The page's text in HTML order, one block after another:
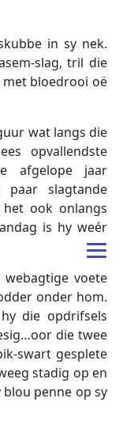
in sy nek.
slag, tril die
bloedrooi oë
wat langs die
opvallendste
afgelope jaar
slagtande
ook onlangs
is hy weér
voete
onder hom.
die opdrifsels
die twee
swart gesplete
stadig op en
penne op sy